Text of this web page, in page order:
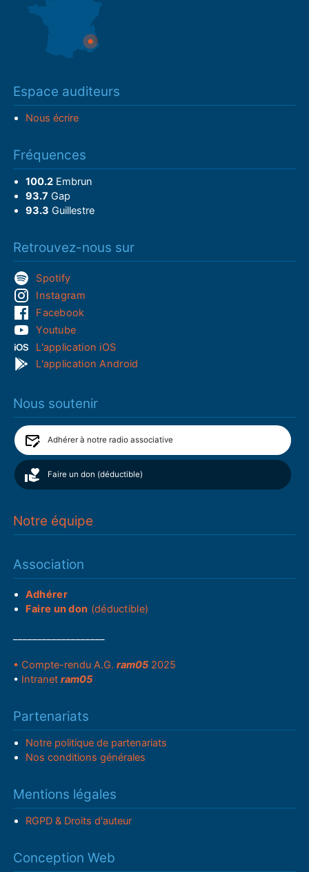
Espace auditeurs
Nous écrire
Fréquences
100.2Embrun
93.7 Gap
93.3 Guillestre
Retrouvez-nous sur
Spotify
Instagram
Facebook
Youtube
L'application iOS
L'application Android
Nous soutenir
Adhérer à notre radio associative
Faire un don (déductible)
Notre équipe
Association
Adhérer
Faire un don (déductible)
• Compte-rendu A.G.ram05 2025
• Intranetram05
Partenariats
Notre politique de partenariats
Nos conditions générales
Mentions légales
RGPD & Droits d'auteur
Conception Web